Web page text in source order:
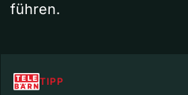
führen.
TIPP